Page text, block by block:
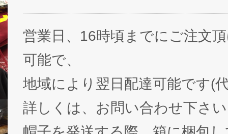
営業日、16時頃までにご注文
可能で、
地域により翌日配達可能です(
詳しくは、お問い合わせ下さ